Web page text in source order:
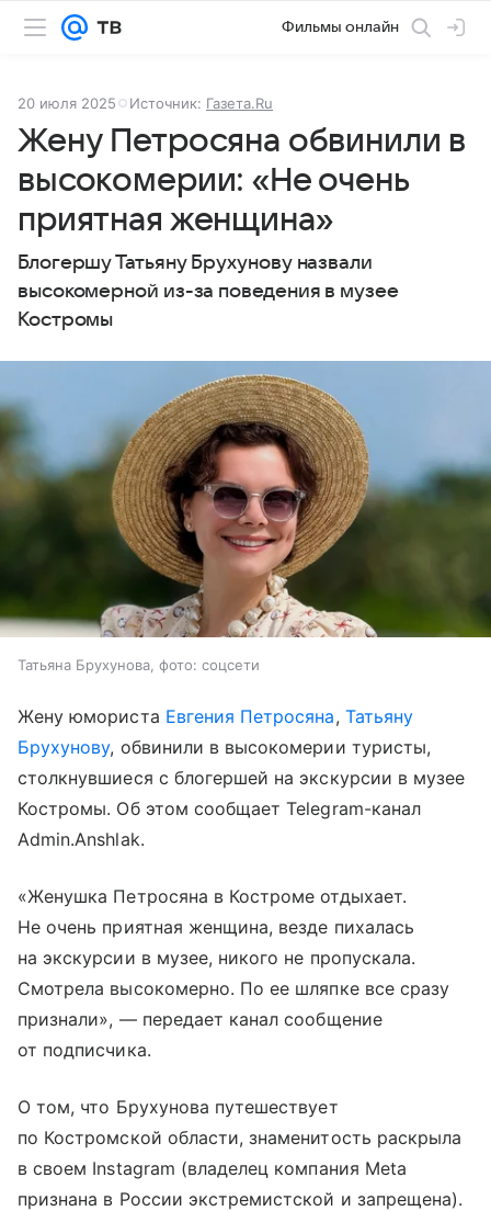
Фильмы онлайн
20 июля 2025 Источник: Газета.Ru
Жену Петросяна обвинили в
высокомерии: «Не очень
приятная женщина»
Блогершу Татьяну Брухунову назвали
высокомерной из-за поведения в музее
Костромы
Татьяна Брухунова, фото: соцсети
Жену юмориста Евгения Петросяна, Татьяну
Брухунову, обвинили в высокомерии туристы,
столкнувшиеся с блогершей на экскурсии в музее
Костромы. Об этом сообщает Telegram-канал
Admin.Anshlak.
«Женушка Петросяна в Костроме отдыхает.
Не очень приятная женщина, везде пихалась
на экскурсии в музее, никого не пропускала.
Смотрела высокомерно. По ее шляпке все сразу
признали», — передает канал сообщение
от подписчика.
О том, что Брухунова путешествует
по Костромской области, знаменитость раскрыла
в своем Instagram (владелец компания Meta
признана в России экстремистской и запрещена).